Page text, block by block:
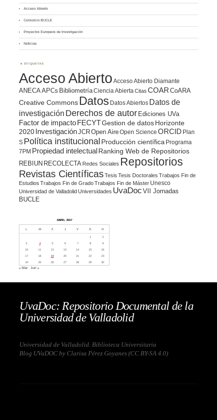
Acceso Abierto
Consorcio BUCLE
Proyectos Europeos de Investigación
Noticias
ETIQUETAS
Acceso Abierto Acceso Abierto Diamante
ANECAAPCs BibliometríaCiencia Abierta Citas COAR CoARA
Creative Commons Datos Datos Abiertos Datos de
investigación Derechos de autor Ediciones UVa
Factor de impacto FECYTGestion de datosHorizonte
2020 InvestigaciónJCROpen AireOpen Science ORCID Plan
S Política institucional Producción científica Programa
7PM Propiedad intelectualRanking Web de Repositorios
REBIUN RECOLECTA Redes Sociales Repositorios
Revistas CientíficasTesis Tesis Doctorales Trabajos Fin de
Estudios Trabajos Fin de GradoTrabajos Fin de Máster Unesco
Universidad de Valladolid Universidades UvaDoc VII Jornadas
BUCLE
ABRIL 2017
L M X J V S D
1
2
3
4 5 6 7 8
9
10
11 12 13 14 15
16
17
18 19 20 21 22
23
24
25 26 27 28 29 30
« Mar Jun »
UvaDoc: Repositorio Documental de la
Universidad de Valladolid
Universidad de Valladolid. Biblioteca Universitaria
Blog UVaDOC by Clarisa Pérez Goyanes (CC BY-SA 4.0)